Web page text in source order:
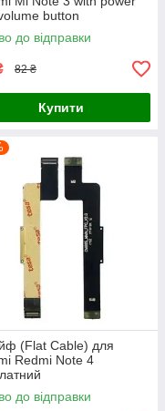
button
до відправки
82 ₴
Купити
(Flat Cable) для
Redmi Note 4
до відправки